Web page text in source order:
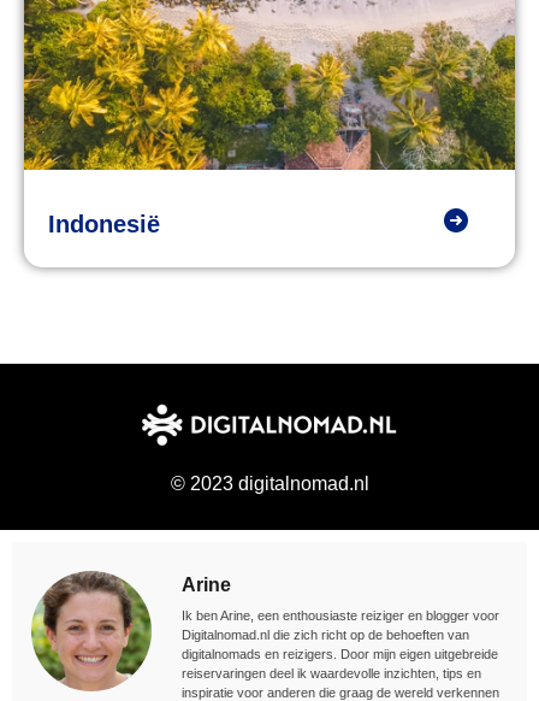
Indonesië
© 2023 digitalnomad.nl
Arine
Ik ben Arine, een enthousiaste reiziger en blogger voor
Digitalnomad.nl die zich richt op de behoeften van
digitalnomads en reizigers. Door mijn eigen uitgebreide
reiservaringen deel ik waardevolle inzichten, tips en
inspiratie voor anderen die graag de wereld verkennen